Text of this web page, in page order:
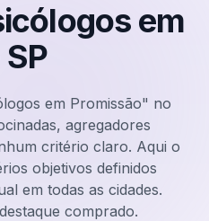
em
SP
em Promissão" no
agregadores
critério claro. Aqui o
objetivos definidos
em todas as cidades.
comprado.